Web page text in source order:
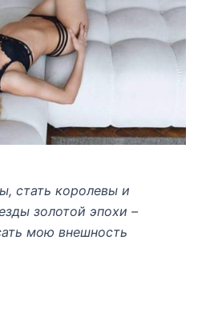
стать королевы и
золотой эпохи –
мою внешность